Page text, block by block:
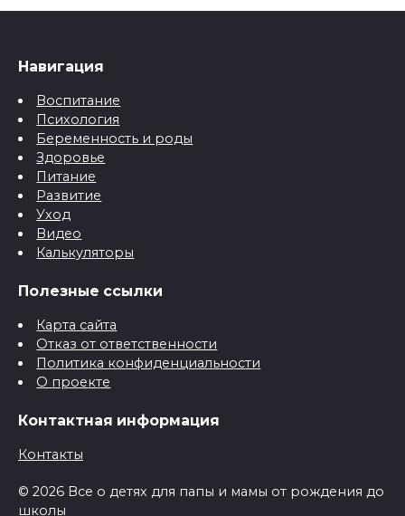
Навигация
Воспитание
Психология
Беременность и роды
Здоровье
Питание
Развитие
Уход
Видео
Калькуляторы
Полезные ссылки
Карта сайта
Отказ от ответственности
Политика конфиденциальности
О проекте
Контактная информация
Контакты
© 2026 Все о детях для папы и мамы от рождения до
школы